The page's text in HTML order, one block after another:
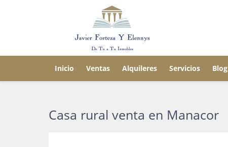
Inicio Ventas Alquileres Servicios Blog
Casa rural venta en Manacor